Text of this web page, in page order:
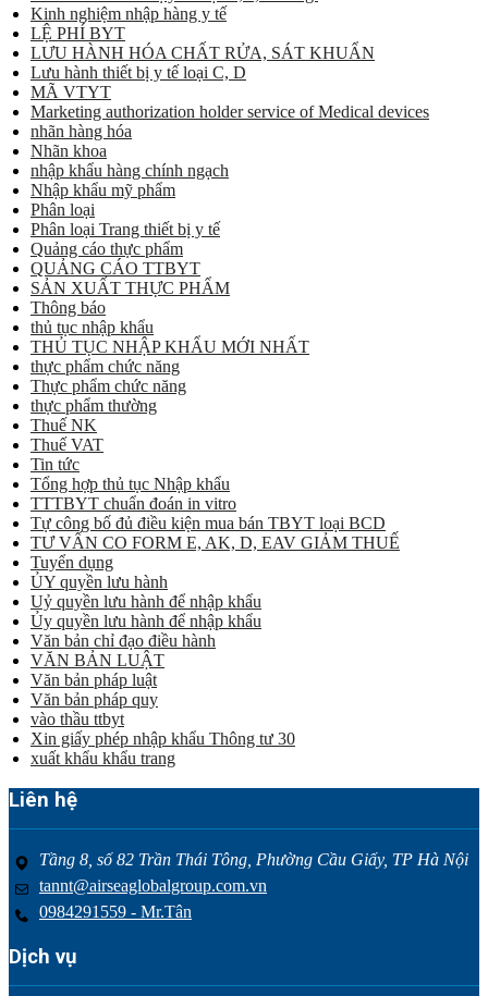
Kinh nghiệm nhập hàng y tế
LỆ PHÍ BYT
LƯU HÀNH HÓA CHẤT RỬA, SÁT KHUẨN
Lưu hành thiết bị y tế loại C, D
MÃ VTYT
Marketing authorization holder service of Medical devices
nhãn hàng hóa
Nhãn khoa
nhập khẩu hàng chính ngạch
Nhập khẩu mỹ phẩm
Phân loại
Phân loại Trang thiết bị y tế
Quảng cáo thực phẩm
QUẢNG CÁO TTBYT
SẢN XUẤT THỰC PHẨM
Thông báo
thủ tục nhập khẩu
THỦ TỤC NHẬP KHẨU MỚI NHẤT
thực phẩm chức năng
Thực phẩm chức năng
thực phẩm thường
Thuế NK
Thuế VAT
Tin tức
Tổng hợp thủ tục Nhập khẩu
TTTBYT chuẩn đoán in vitro
Tự công bố đủ điều kiện mua bán TBYT loại BCD
TƯ VẤN CO FORM E, AK, D, EAV GIẢM THUẾ
Tuyển dụng
ỦY quyền lưu hành
Uỷ quyền lưu hành để nhập khẩu
Ủy quyền lưu hành để nhập khẩu
Văn bản chỉ đạo điều hành
VĂN BẢN LUẬT
Văn bản pháp luật
Văn bản pháp quy
vào thầu ttbyt
Xin giấy phép nhập khẩu Thông tư 30
xuất khẩu khẩu trang
Liên hệ
Tầng 8, số 82 Trần Thái Tông, Phường Cầu Giấy, TP Hà Nội
tannt@airseaglobalgroup.com.vn
0984291559 - Mr.Tân
Dịch vụ